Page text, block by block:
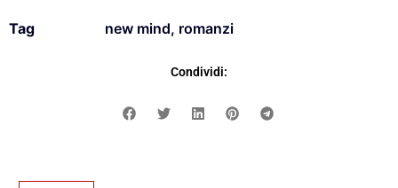
Tag new mind, romanzi
Condividi: